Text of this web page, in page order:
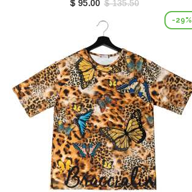
$ 95.00 $ 135.50
-29%